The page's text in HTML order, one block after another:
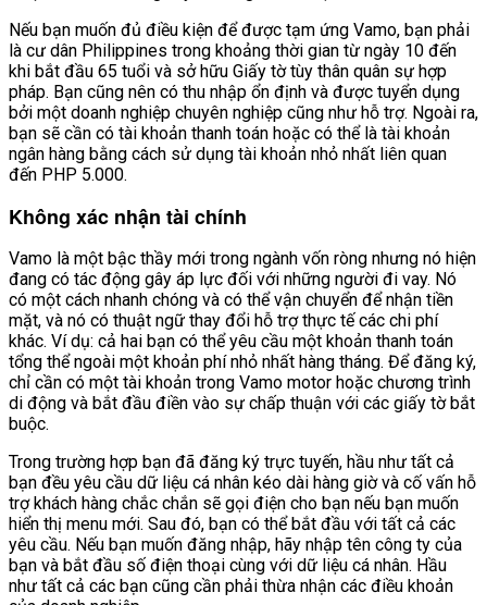
Nếu bạn muốn đủ điều kiện để được tạm ứng Vamo, bạn phải
là cư dân Philippines trong khoảng thời gian từ ngày 10 đến
khi bắt đầu 65 tuổi và sở hữu Giấy tờ tùy thân quân sự hợp
pháp. Bạn cũng nên có thu nhập ổn định và được tuyển dụng
bởi một doanh nghiệp chuyên nghiệp cũng như hỗ trợ. Ngoài ra,
bạn sẽ cần có tài khoản thanh toán hoặc có thể là tài khoản
ngân hàng bằng cách sử dụng tài khoản nhỏ nhất liên quan
đến PHP 5.000.
Không xác nhận tài chính
Vamo là một bậc thầy mới trong ngành vốn ròng nhưng nó hiện
đang có tác động gây áp lực đối với những người đi vay. Nó
có một cách nhanh chóng và có thể vận chuyển để nhận tiền
mặt, và nó có thuật ngữ thay đổi hỗ trợ thực tế các chi phí
khác. Ví dụ: cả hai bạn có thể yêu cầu một khoản thanh toán
tổng thể ngoài một khoản phí nhỏ nhất hàng tháng. Để đăng ký,
chỉ cần có một tài khoản trong Vamo motor hoặc chương trình
di động và bắt đầu điền vào sự chấp thuận với các giấy tờ bắt
buộc.
Trong trường hợp bạn đã đăng ký trực tuyến, hầu như tất cả
bạn đều yêu cầu dữ liệu cá nhân kéo dài hàng giờ và cố vấn hỗ
trợ khách hàng chắc chắn sẽ gọi điện cho bạn nếu bạn muốn
hiển thị menu mới. Sau đó, bạn có thể bắt đầu với tất cả các
yêu cầu. Nếu bạn muốn đăng nhập, hãy nhập tên công ty của
bạn và bắt đầu số điện thoại cùng với dữ liệu cá nhân. Hầu
như tất cả các bạn cũng cần phải thừa nhận các điều khoản